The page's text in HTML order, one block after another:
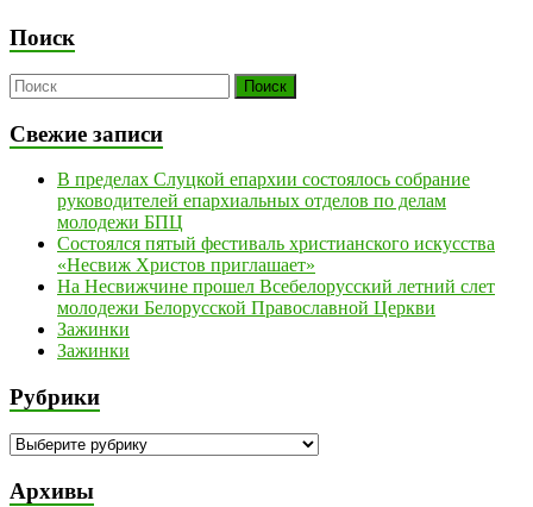
Поиск
Свежие записи
В пределах Слуцкой епархии состоялось собрание
руководителей епархиальных отделов по делам
молодежи БПЦ
Состоялся пятый фестиваль христианского искусства
«Несвиж Христов приглашает»
На Несвижчине прошел Всебелорусский летний слет
молодежи Белорусской Православной Церкви
Зажинки
Зажинки
Рубрики
Рубрики
Архивы